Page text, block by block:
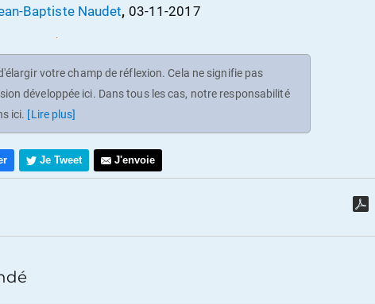
Baptiste Naudet, 03-11-2017
votre champ de réflexion. Cela ne signifie pas
développée ici. Dans tous les cas, notre responsabilité
ici. [Lire plus]
Je Tweet J'envoie